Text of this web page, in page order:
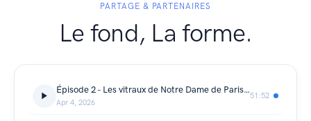
PARTAGE & PARTENAIRES
Le fond, La forme.
Épisode 2 - Les vitraux de Notre Dame de Paris, Napoléon par Jacques-Louis David, Tissage Urbain à Lyon
Apr 4, 2026
51:52